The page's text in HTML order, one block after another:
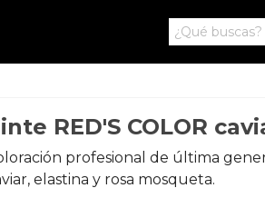
RED'S COLOR
profesional de última
elastina y rosa mosqueta.